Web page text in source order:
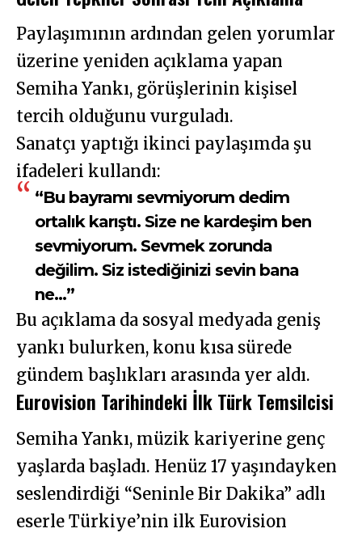
Paylaşımının ardından gelen yorumlar
üzerine yeniden açıklama yapan
Semiha Yankı, görüşlerinin kişisel
tercih olduğunu vurguladı.
Sanatçı yaptığı ikinci paylaşımda şu
ifadeleri kullandı:
“Bu bayramı sevmiyorum dedim
ortalık karıştı. Size ne kardeşim ben
sevmiyorum. Sevmek zorunda
değilim. Siz istediğinizi sevin bana
ne…”
Bu açıklama da sosyal medyada geniş
yankı bulurken, konu kısa sürede
gündem başlıkları arasında yer aldı.
Eurovision Tarihindeki İlk Türk Temsilcisi
Semiha Yankı, müzik kariyerine genç
yaşlarda başladı. Henüz 17 yaşındayken
seslendirdiği “Seninle Bir Dakika” adlı
eserle Türkiye’nin ilk Eurovision